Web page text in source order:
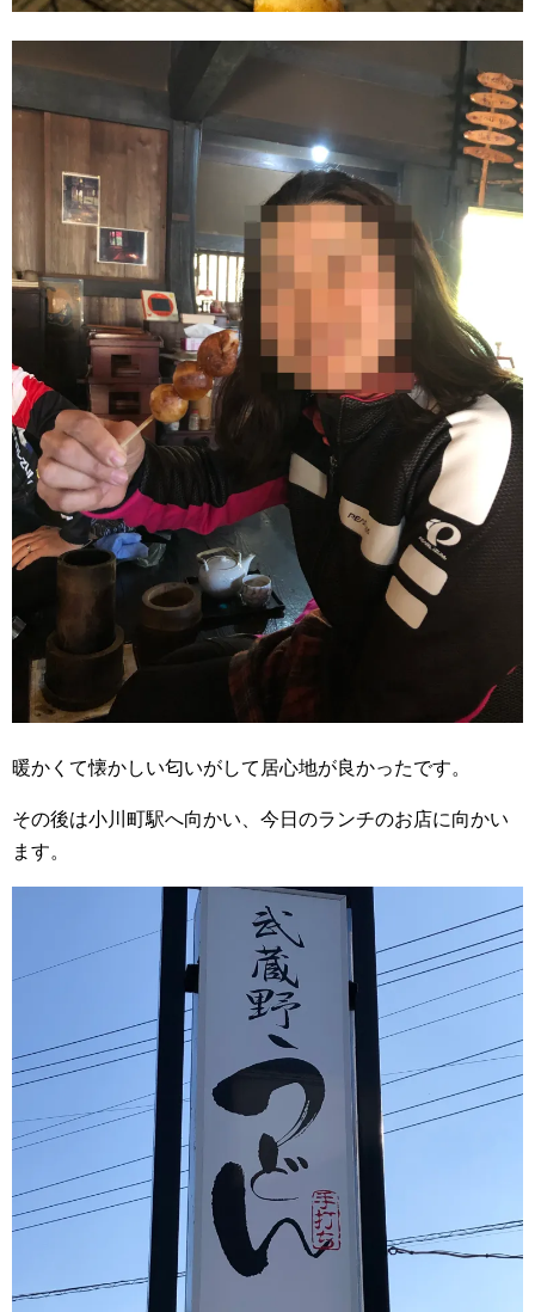
暖かくて懐かしい匂いがして居心地が良かったです。
その後は小川町駅へ向かい、今日のランチのお店に向かい
ます。